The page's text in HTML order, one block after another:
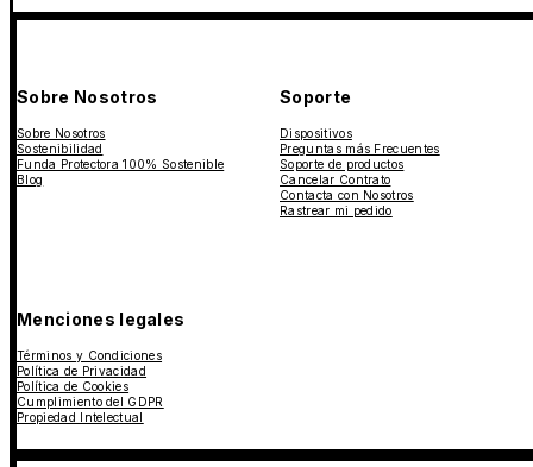
Sobre Nosotros
Sobre Nosotros
Sostenibilidad
Funda Protectora 100% Sostenible
Blog
Soporte
Dispositivos
Preguntas más Frecuentes
Soporte de productos
Cancelar Contrato
Contacta con Nosotros
Rastrear mi pedido
Menciones legales
Términos y Condiciones
Política de Privacidad
Política de Cookies
Cumplimiento del GDPR
Propiedad Intelectual